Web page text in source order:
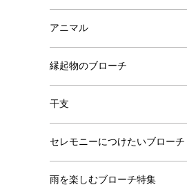
アニマル
縁起物のブローチ
干支
セレモニーにつけたいブローチ
雨を楽しむブローチ特集